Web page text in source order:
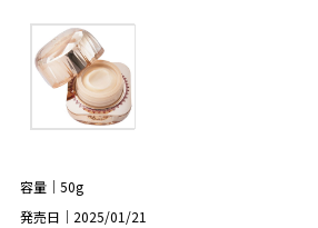
容量｜50g
発売日｜2025/01/21